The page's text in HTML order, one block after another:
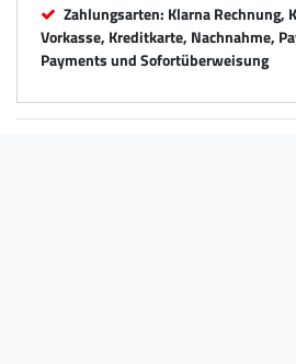
Zahlungsarten: Klarna Rechnung,
Vorkasse, Kreditkarte, Nachnahme,
Payments und Sofortüberweisung